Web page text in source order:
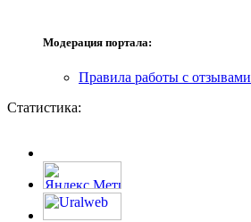
Модерация портала:
Правила работы с отзывами
Статистика: